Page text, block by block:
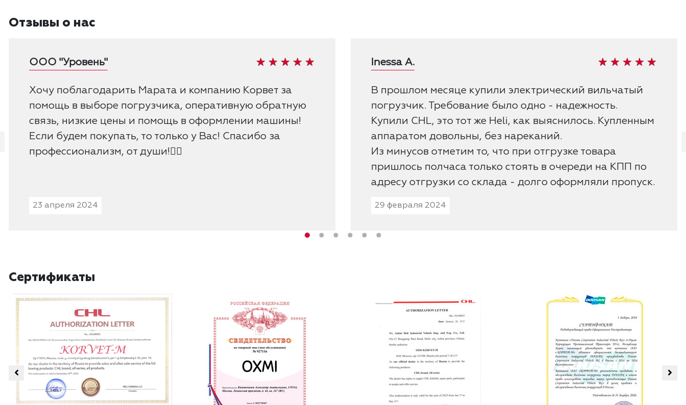
Отзывы о нас
ООО "Уровень"
Хочу поблагодарить Марата и компанию Корвет за
помощь в выборе погрузчика, оперативную обратную
связь, низкие цены и помощь в оформлении машины!
Если будем покупать, то только у Вас! Спасибо за
профессионализм, от души!👍🏻
23 апреля 2024
Inessa A.
В прошлом месяце купили электрический вильчатый
погрузчик. Требование было одно - надежность.
Купили CHL, это тот же Heli, как выяснилось. Купленным
аппаратом довольны, без нареканий.
Из минусов отметим то, что при отгрузке товара
пришлось полчаса только стоять в очереди на КПП по
адресу отгрузки со склада - долго оформляли пропуск.
29 февраля 2024
Сертификаты